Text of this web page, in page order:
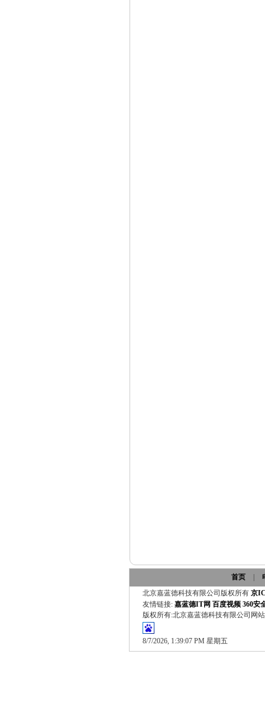
首页
北京嘉蓝德科技有限公司版权所有 京
友情链接: 嘉蓝德IT网 百度视频 360安
版权所有:北京嘉蓝德科技有限公司网
8/7/2026, 1:39:07 PM 星期五